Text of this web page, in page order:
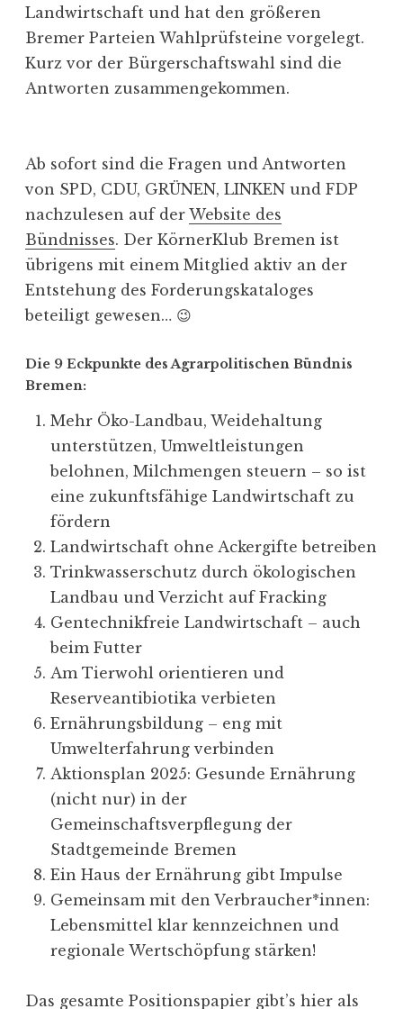
Landwirtschaft und hat den größeren
Bremer Parteien Wahlprüfsteine vorgelegt.
Kurz vor der Bürgerschaftswahl sind die
Antworten zusammengekommen.
Ab sofort sind die Fragen und Antworten
von SPD, CDU, GRÜNEN, LINKEN und FDP
nachzulesen auf der Website des
Bündnisses. Der KörnerKlub Bremen ist
übrigens mit einem Mitglied aktiv an der
Entstehung des Forderungskataloges
beteiligt gewesen… 😉
Die 9 Eckpunkte des Agrarpolitischen Bündnis
Bremen:
Mehr Öko-Landbau, Weidehaltung
unterstützen, Umweltleistungen
belohnen, Milchmengen steuern – so ist
eine zukunftsfähige Landwirtschaft zu
fördern
Landwirtschaft ohne Ackergifte betreiben
Trinkwasserschutz durch ökologischen
Landbau und Verzicht auf Fracking
Gentechnikfreie Landwirtschaft – auch
beim Futter
Am Tierwohl orientieren und
Reserveantibiotika verbieten
Ernährungsbildung – eng mit
Umwelterfahrung verbinden
Aktionsplan 2025: Gesunde Ernährung
(nicht nur) in der
Gemeinschaftsverpflegung der
Stadtgemeinde Bremen
Ein Haus der Ernährung gibt Impulse
Gemeinsam mit den Verbraucher*innen:
Lebensmittel klar kennzeichnen und
regionale Wertschöpfung stärken!
Das gesamte Positionspapier gibt’s hier als